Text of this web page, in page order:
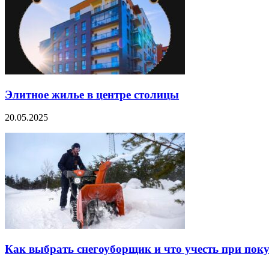
Элитное жилье в центре столицы
20.05.2025
Как выбрать снегоуборщик и что учесть при